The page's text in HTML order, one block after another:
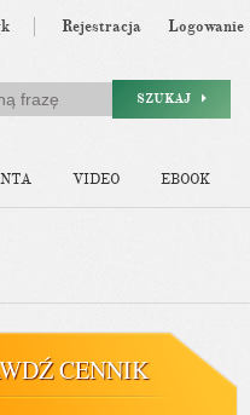
Rejestracja Logowanie
SZUKAJ
VIDEO EBOOK
CENNIK